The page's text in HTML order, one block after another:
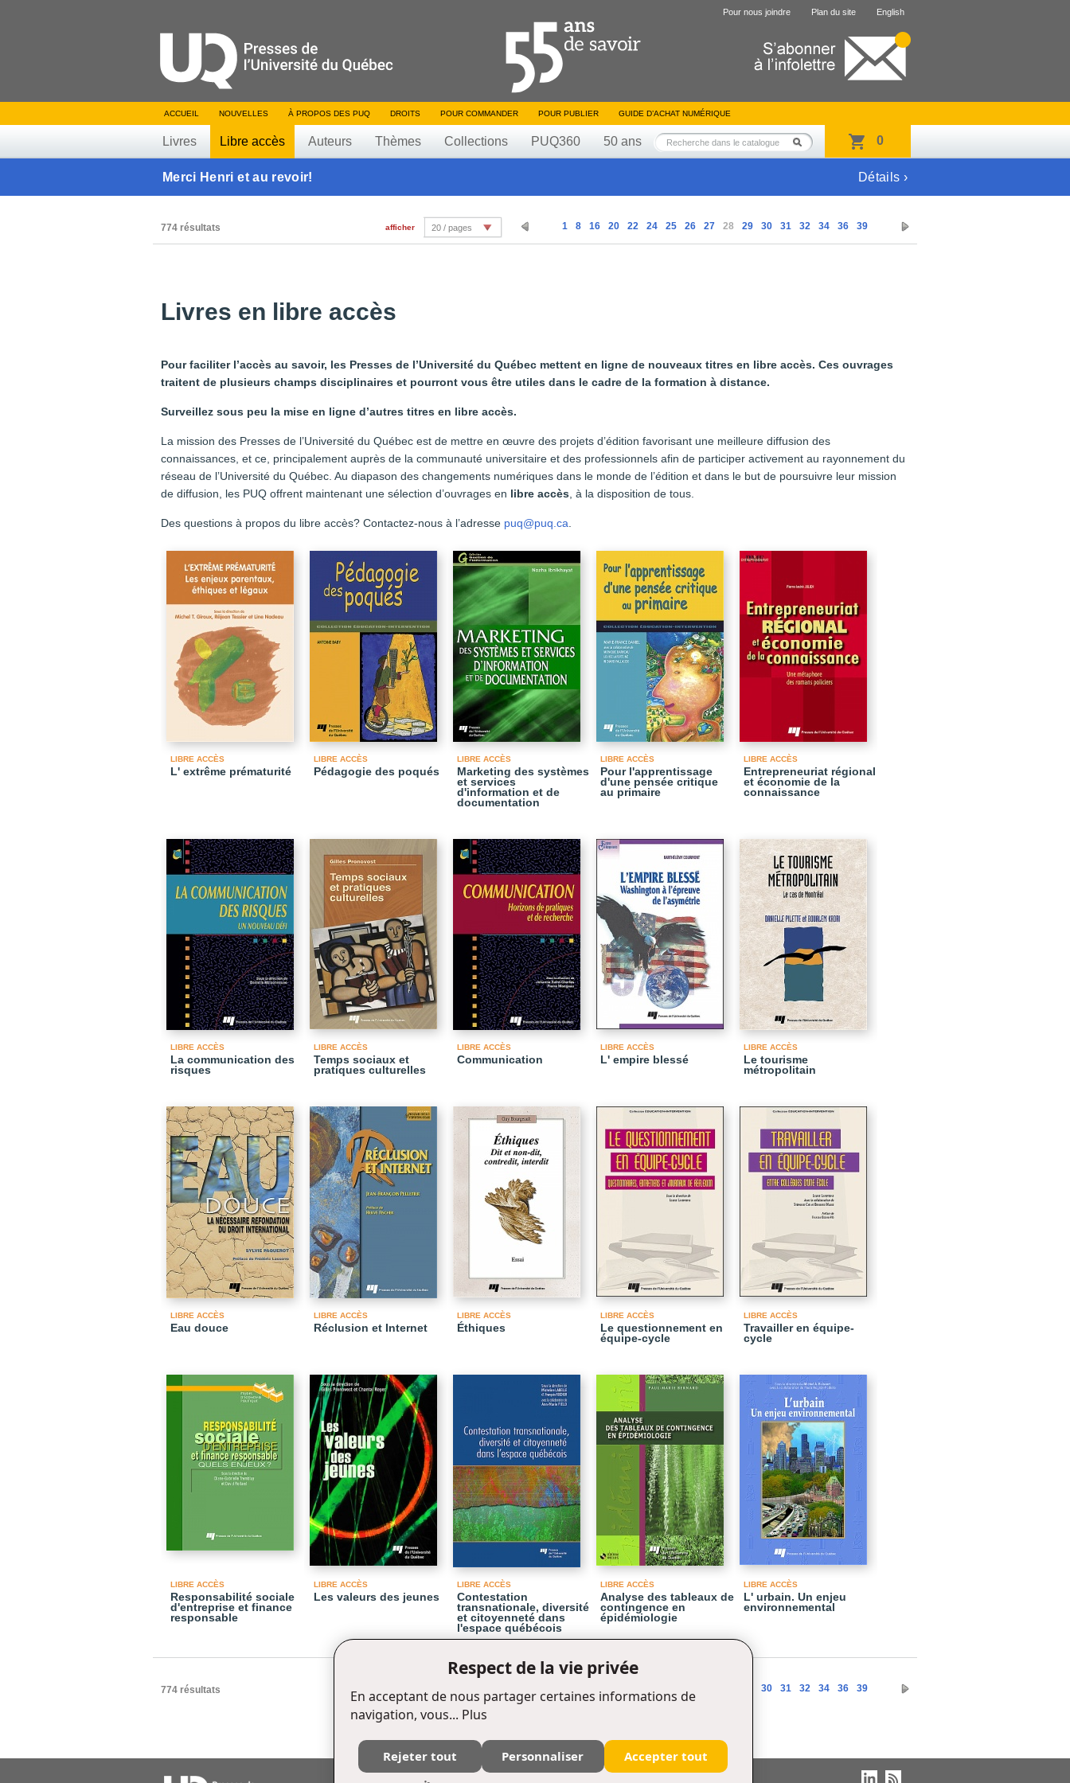
Pour nous joindre Plan du site English
ACCUEIL NOUVELLES À PROPOS DES PUQ DROITS POUR COMMANDER POUR PUBLIER GUIDE D’ACHAT NUMÉRIQUE
Livres Libre accès Auteurs Thèmes Collections PUQ360 50 ans 0
Merci Henri et au revoir! Détails ›
774 résultats 1 8 16 20 22 24 25 26 27 28 29 30 31 32 34 36 39
afficher 20 / pages
Livres en libre accès
Pour faciliter l’accès au savoir, les Presses de l’Université du Québec mettent en ligne de nouveaux titres en libre accès. Ces ouvrages
traitent de plusieurs champs disciplinaires et pourront vous être utiles dans le cadre de la formation à distance.
Surveillez sous peu la mise en ligne d’autres titres en libre accès.
La mission des Presses de l’Université du Québec est de mettre en œuvre des projets d’édition favorisant une meilleure diffusion des
connaissances, et ce, principalement auprès de la communauté universitaire et des professionnels afin de participer activement au rayonnement du
réseau de l’Université du Québec. Au diapason des changements numériques dans le monde de l’édition et dans le but de poursuivre leur mission
de diffusion, les PUQ offrent maintenant une sélection d’ouvrages en libre accès , à la disposition de tous.
Des questions à propos du libre accès? Contactez-nous à l’adresse puq@puq.ca
LIBRE ACCÈS
L' extrême prématurité
LIBRE ACCÈS
Pédagogie des poqués
LIBRE ACCÈS
Marketing des systèmes
et services
d'information et de
documentation
LIBRE ACCÈS
Pour l'apprentissage
d'une pensée critique
au primaire
LIBRE ACCÈS
Entrepreneuriat régional
et économie de la
connaissance
LIBRE ACCÈS
La communication des
risques
LIBRE ACCÈS
Temps sociaux et
pratiques culturelles
LIBRE ACCÈS
Communication
LIBRE ACCÈS
L' empire blessé
LIBRE ACCÈS
Le tourisme
métropolitain
LIBRE ACCÈS
Eau douce
LIBRE ACCÈS
Réclusion et Internet
LIBRE ACCÈS
Éthiques
LIBRE ACCÈS
Le questionnement en
équipe-cycle
LIBRE ACCÈS
Travailler en équipe-
cycle
LIBRE ACCÈS
Responsabilité sociale
d'entreprise et finance
responsable
LIBRE ACCÈS
Les valeurs des jeunes
LIBRE ACCÈS
Contestation
transnationale, diversité
et citoyenneté dans
l'espace québécois
LIBRE ACCÈS
Analyse des tableaux de
contingence en
épidémiologie
LIBRE ACCÈS
L' urbain. Un enjeu
environnemental
774 résultats 30 31 32 34 36 39
20 / pages
Respect de la vie privée
En acceptant de nous partager certaines informations de
navigation, vous... Plus
Rejeter tout Personnaliser Accepter tout